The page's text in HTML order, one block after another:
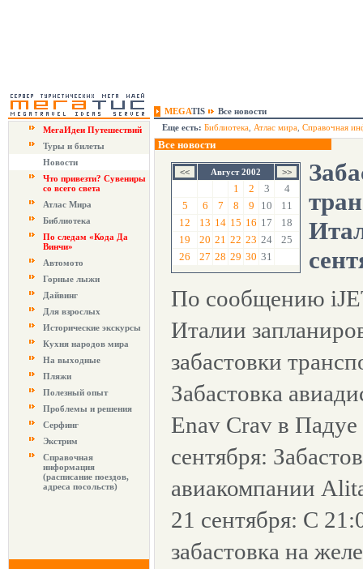
MEGATIS
Все новости
МегаИдеи Путешествий
Туры и билеты
Новости
Что привезти? Сувениры
со всего света
Атлас Мира
Библиотека
По следам «Кода Да
Винчи»
Автомото
Горные лыжи
Дайвинг
Для взрослых
Исторические экскурсы
Кухня народов мира
На выходные
Пляжи
Полезный опыт
Проблемы и решения
Серфинг
Экстрим
Справочная
информация
(расписание поездов,
адреса посольств)
Еще есть: Библиотека Атлас мира Справочная
Все новости
Август 2002
1 2 3
4
5
6 7 8 9 10
11
12
13 14 15 16 17
18
19
20 21 22 23 24
25
26
27 28 29 30 31
По сообщению
Италии
забастовки
Забастовка
Enav Crav в
сентября:
авиакомпании
21 сентября: С
забастовка на